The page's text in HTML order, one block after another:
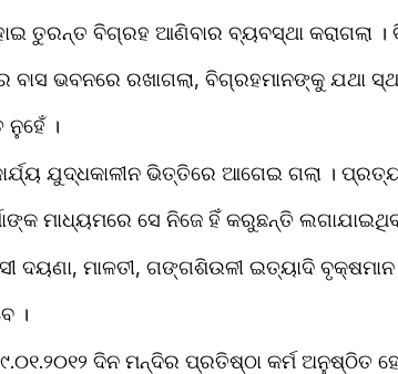
ତୁରନ୍ତ ବିଗ୍ରହ ଆଣିବାର ବ୍ୟବସ୍ଥା କରାଗଲା ।
ଭବନରେ ରଖାଗଲା, ବିଗ୍ରହମାନଙ୍କୁ ଯଥା
।
ଯୁଦ୍ଧକାଳୀନ ଭିତ୍ତିରେ ଆଗେଇ ଗଲା ।
ମାଧ୍ୟମରେ ସେ ନିଜେ ହିଁ କରୁଛନ୍ତି
ଦୟଣା, ମାଳତୀ, ଗଙ୍ଗଶିଉଳୀ ଇତ୍ୟାଦି
।
ଦିନ ମନ୍ଦିର ପ୍ରତିଷ୍ଠା କର୍ମ ଅନୁଷ୍ଠିତ